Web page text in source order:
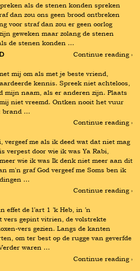
als de stenen konden spreken
dan zou ons geen brood ontbreken
voor straf dan zou er geen oorlog
geweken maar zolang de stenen
de stenen konden …
Continue reading ›
mij om als met je beste vriend,
kennis. Spreek niet achteloos,
mijn naam, als er anderen zijn. Plaats
niet vreemd. Ontken nooit het vuur
brand …
Continue reading ›
vergeef me als ik deed wat dat niet mag
verpest door wie ik was Ya Rabi,
wie ik was Ik denk niet meer aan dit
m'n graf God vergeef me Soms ben ik
…
Continue reading ›
effet de l’art 1 ’k Heb, in ’n
gepint vitrien, de volstrekte
vers gezien. Langs de kanten
om ter best op de rugge van geverfde
waren …
Continue reading ›